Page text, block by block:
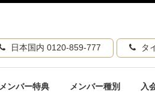
日本国内 0120-859-777
タ
メンバー特典 メンバー種別 入